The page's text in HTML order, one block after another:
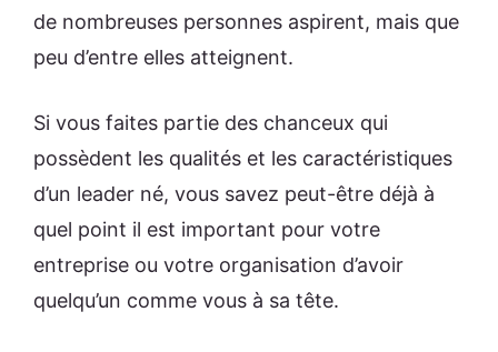
de nombreuses personnes aspirent, mais que
peu d’entre elles atteignent.
Si vous faites partie des chanceux qui
possèdent les qualités et les caractéristiques
d’un leader né, vous savez peut-être déjà à
quel point il est important pour votre
entreprise ou votre organisation d’avoir
quelqu’un comme vous à sa tête.